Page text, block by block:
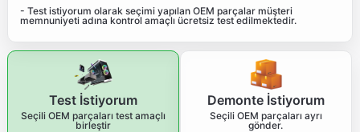
- Test istiyorum olarak seçimi yapılan OEM parçalar müşteri
memnuniyeti adına kontrol amaçlı ücretsiz test edilmektedir.
Test İstiyorum
Seçili OEM parçaları test amaçlı
birleştir
Demonte İstiyorum
Seçili OEM parçaları ayrı
gönder.